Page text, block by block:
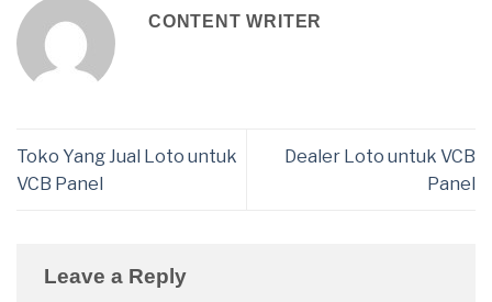
CONTENT WRITER
Toko Yang Jual Loto untuk
VCB Panel
Dealer Loto untuk VCB
Panel
Leave a Reply